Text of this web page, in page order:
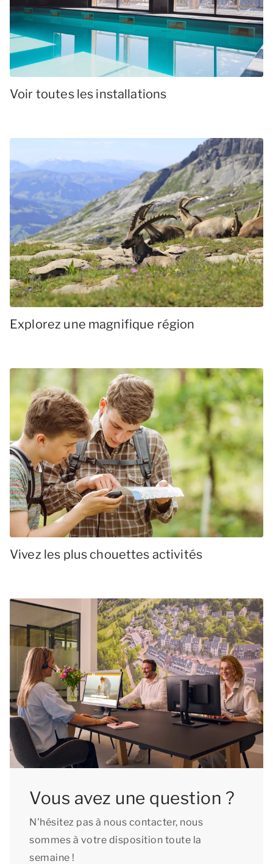
Voir toutes les installations
Explorez une magnifique région
Vivez les plus chouettes activités
Vous avez une question ?
N'hésitez pas à nous contacter, nous
sommes à votre disposition toute la
semaine !